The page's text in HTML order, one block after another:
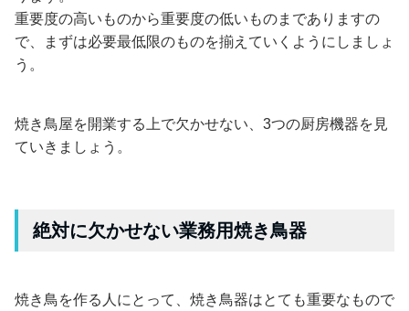
重要度の高いものから重要度の低いものまでありますの
で、まずは必要最低限のものを揃えていくようにしましょ
う。
焼き鳥屋を開業する上で欠かせない、3つの厨房機器を見
ていきましょう。
絶対に欠かせない業務用焼き鳥器
焼き鳥を作る人にとって、焼き鳥器はとても重要なもので